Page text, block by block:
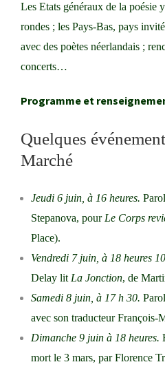
Les Etats généraux de la poésie
rondes ; les Pays-Bas, pays
avec des poètes néerlandais ;
concerts…
Programme et
Quelques
Marché
Jeudi 6 juin, à 16 heures.
Stepanova, pour Le Corps
Place).
Vendredi 7 juin, à 18 heures
Delay lit La Jonction, de
Samedi 8 juin, à 17 h 30.
avec son traducteur François-
Dimanche 9 juin à 18 heures.
mort le 3 mars, par Florence